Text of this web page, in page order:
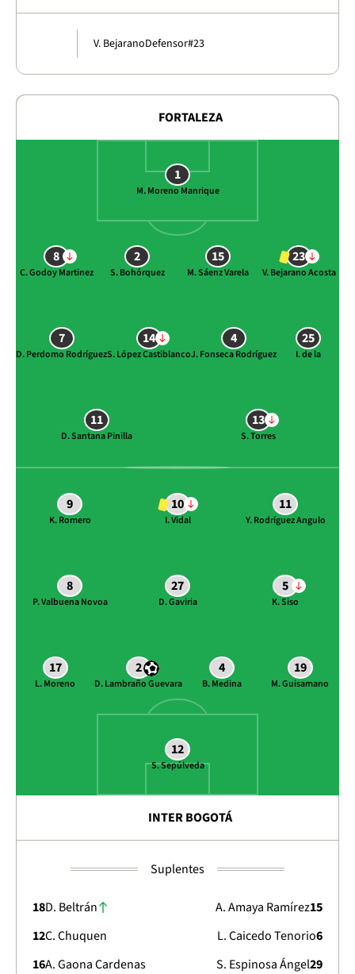
V. BejaranoDefensor#23
FORTALEZA
1
M. Moreno Manrique
8
C. Godoy Martinez
2
S. Bohórquez
15
M. Sáenz Varela
23
V. Bejarano Acosta
7
D. Perdomo Rodríguez
14
S. López Castiblanco
4
J. Fonseca Rodríguez
25
I. de la
11
D. Santana Pinilla
13
S. Torres
12
S. Sepúlveda
19
M. Guisamano
4
B. Medina
2
D. Lambraño Guevara
17
L. Moreno
5
K. Siso
27
D. Gaviria
8
P. Valbuena Novoa
11
Y. Rodríguez Angulo
10
I. Vidal
9
K. Romero
INTER BOGOTÁ
Suplentes
18D. Beltrán
12C. Chuquen
16A. Gaona Cardenas
15
A. Amaya Ramírez
6
L. Caicedo Tenorio
29
S. Espinosa Ángel